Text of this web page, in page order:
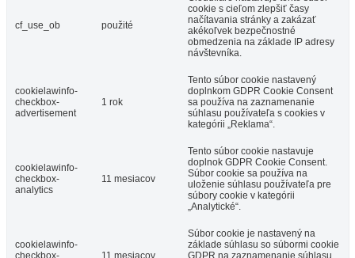
cf_use_ob použité
cookie s cieľom zlepšiť časy
načítavania stránky a zakázať
akékoľvek bezpečnostné
obmedzenia na základe IP adresy
návštevníka.
cookielawinfo-
checkbox-
advertisement
1 rok
Tento súbor cookie nastavený
doplnkom GDPR Cookie Consent
sa používa na zaznamenanie
súhlasu používateľa s cookies v
kategórii „Reklama“.
cookielawinfo-
checkbox-
analytics
11 mesiacov
Tento súbor cookie nastavuje
doplnok GDPR Cookie Consent.
Súbor cookie sa používa na
uloženie súhlasu používateľa pre
súbory cookie v kategórii
„Analytické“.
cookielawinfo-
checkbox-
11 mesiacov
Súbor cookie je nastavený na
základe súhlasu so súbormi cookie
GDPR na zaznamenanie súhlasu